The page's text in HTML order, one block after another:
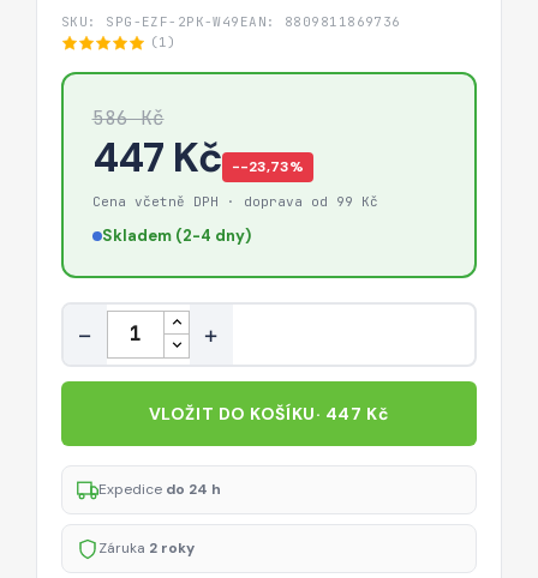
SKU: SPG-EZF-2PK-W49 EAN: 8809811869736
(1)
586 Kč
447 Kč −-23,73%
Cena včetně DPH · doprava od 99 Kč
Skladem (2-4 dny)
Množství
− +
VLOŽIT DO KOŠÍKU· 447 Kč
Expedice do 24 h
Záruka 2 roky